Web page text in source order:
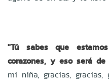
"Tú sabes que
corazones, y eso será
mi niña, gracias,